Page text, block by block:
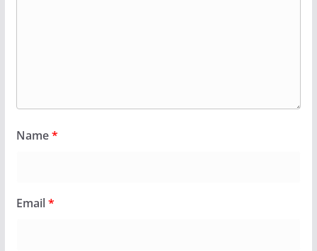
Name*
Email*